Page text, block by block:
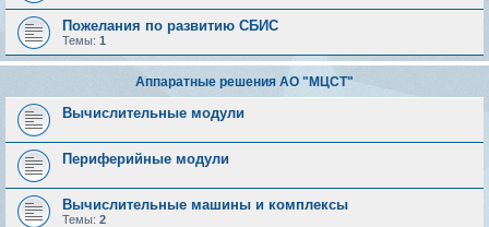
Пожелания по развитию СБИС
Темы: 1
Аппаратные решения АО "МЦСТ"
Вычислительные модули
Периферийные модули
Вычислительные машины и комплексы
Темы: 2